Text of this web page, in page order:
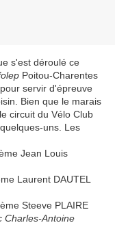
s'est déroulé ce
Poitou-Charentes
servir d'épreuve
Bien que le marais
circuit du Vélo Club
uns. Les
Jean Louis
Laurent DAUTEL
Steeve PLAIRE
Charles-Antoine